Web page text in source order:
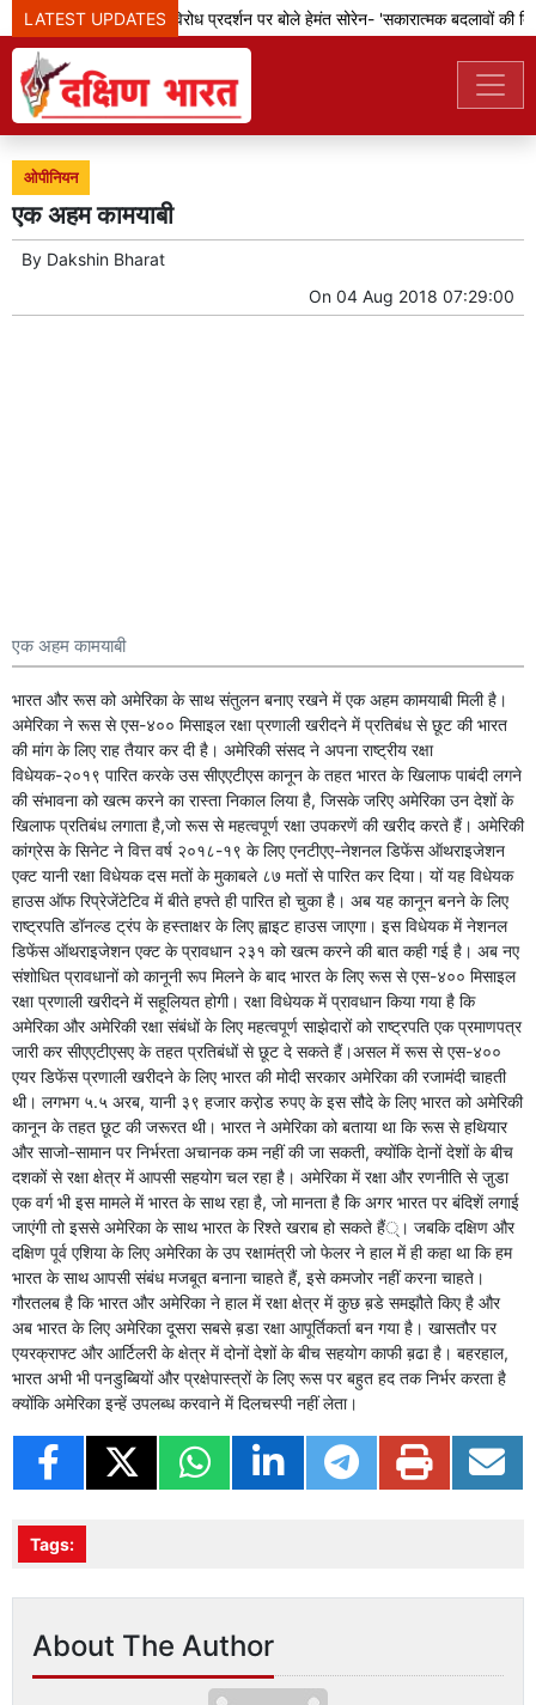
LATEST UPDATES
झारखंड: छात्रों के विरोध प्रदर्शन पर बोले हेमंत सोरेन- 'सकारात्मक बदलावों की
ओपीनियन
एक अहम कामयाबी
By Dakshin Bharat
On 04 Aug 2018 07:29:00
एक अहम कामयाबी
भारत और रूस को अमेरिका के साथ संतुलन बनाए रखने में एक अहम कामयाबी मिली है।
अमेरिका ने रूस से एस-४०० मिसाइल रक्षा प्रणाली खरीदने में प्रतिबंध से छूट की भारत
की मांग के लिए राह तैयार कर दी है। अमेरिकी संसद ने अपना राष्ट्रीय रक्षा
विधेयक-२०१९ पारित करके उस सीएएटीएस कानून के तहत भारत के खिलाफ पाबंदी लगने
की संभावना को खत्म करने का रास्ता निकाल लिया है, जिसके जरिए अमेरिका उन देशों के
खिलाफ प्रतिबंध लगाता है,जो रूस से महत्वपूर्ण रक्षा उपकरणें की खरीद करते हैं। अमेरिकी
कांग्रेस के सिनेट ने वित्त वर्ष २०१८-१९ के लिए एनटीएए-नेशनल डिफेंस ऑथराइजेशन
एक्ट यानी रक्षा विधेयक दस मतों के मुकाबले ८७ मतों से पारित कर दिया। यों यह विधेयक
हाउस ऑफ रिप्रेजेंटेटिव में बीते हफ्ते ही पारित हो चुका है। अब यह कानून बनने के लिए
राष्ट्रपति डॉनल्ड ट्रंप के हस्ताक्षर के लिए ह्वाइट हाउस जाएगा। इस विधेयक में नेशनल
डिफेंस ऑथराइजेशन एक्ट के प्रावधान २३१ को खत्म करने की बात कही गई है। अब नए
संशोधित प्रावधानों को कानूनी रूप मिलने के बाद भारत के लिए रूस से एस-४०० मिसाइल
रक्षा प्रणाली खरीदने में सहूलियत होगी। रक्षा विधेयक में प्रावधान किया गया है कि
अमेरिका और अमेरिकी रक्षा संबंधों के लिए महत्वपूर्ण साझेदारों को राष्ट्रपति एक प्रमाणपत्र
जारी कर सीएएटीएसए के तहत प्रतिबंधों से छूट दे सकते हैं।असल में रूस से एस-४००
एयर डिफेंस प्रणाली खरीदने के लिए भारत की मोदी सरकार अमेरिका की रजामंदी चाहती
थी। लगभग ५.५ अरब, यानी ३९ हजार करो़ड रुपए के इस सौदे के लिए भारत को अमेरिकी
कानून के तहत छूट की जरूरत थी। भारत ने अमेरिका को बताया था कि रूस से हथियार
और साजो-सामान पर निर्भरता अचानक कम नहीं की जा सकती, क्योंकि देानों देशों के बीच
दशकों से रक्षा क्षेत्र में आपसी सहयोग चल रहा है। अमेरिका में रक्षा और रणनीति से जु़डा
एक वर्ग भी इस मामले में भारत के साथ रहा है, जो मानता है कि अगर भारत पर बंदिशें लगाई
जाएंगी तो इससे अमेरिका के साथ भारत के रिश्ते खराब हो सकते हैं्। जबकि दक्षिण और
दक्षिण पूर्व एशिया के लिए अमेरिका के उप रक्षामंत्री जो फेलर ने हाल में ही कहा था कि हम
भारत के साथ आपसी संबंध मजबूत बनाना चाहते हैं, इसे कमजोर नहीं करना चाहते।
गौरतलब है कि भारत और अमेरिका ने हाल में रक्षा क्षेत्र में कुछ ब़डे समझौते किए है और
अब भारत के लिए अमेरिका दूसरा सबसे ब़डा रक्षा आपूर्तिकर्ता बन गया है। खासतौर पर
एयरक्राफ्ट और आर्टिलरी के क्षेत्र में दोनों देशों के बीच सहयोग काफी ब़ढा है। बहरहाल,
भारत अभी भी पनडुब्बियों और प्रक्षेपास्त्रों के लिए रूस पर बहुत हद तक निर्भर करता है
क्योंकि अमेरिका इन्हें उपलब्ध करवाने में दिलचस्पी नहीं लेता।
Tags:
About The Author